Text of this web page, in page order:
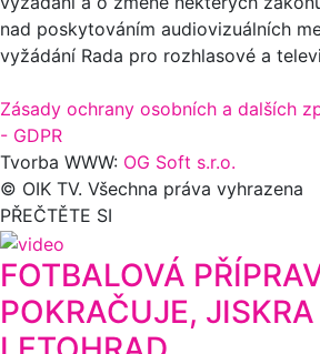
nad poskytováním audiovizuálních
vyžádání Rada pro rozhlasové a
Zásady ochrany osobních a dalších
- GDPR
Tvorba WWW: OG Soft s.r.o.
© OIK TV. Všechna práva vyhrazena
PŘEČTĚTE SI
FOTBALOVÁ
POKRAČUJE,